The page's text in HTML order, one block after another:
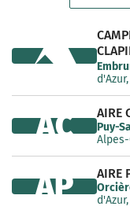
AIRE
Puy-
AC
AIRE
AP